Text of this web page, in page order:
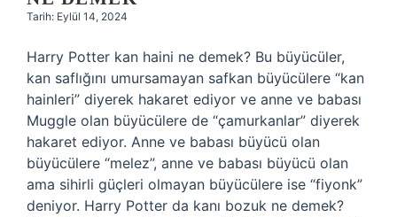
Tarih: Eylül 14, 2024
Harry Potter kan haini ne demek? Bu büyücüler,
kan saflığını umursamayan safkan büyücülere “kan
hainleri” diyerek hakaret ediyor ve anne ve babası
Muggle olan büyücülere de “çamurkanlar” diyerek
hakaret ediyor. Anne ve babası büyücü olan
büyücülere “melez”, anne ve babası büyücü olan
ama sihirli güçleri olmayan büyücülere ise “fiyonk”
deniyor. Harry Potter da kanı bozuk ne demek?